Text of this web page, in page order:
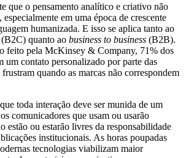
que o pensamento analítico e criativo não
em uma época de crescente
humanizada. E isso se aplica tanto ao
quanto ao business to business (B2B).
feito pela McKinsey & Company, 71% dos
um contato personalizado por parte das
quando as marcas não correspondem
toda interação deve ser munida de um
comunicadores que usam ou usarão
estão ou estarão livres da responsabilidade
institucionais. As horas poupadas
tecnologias viabilizam maior